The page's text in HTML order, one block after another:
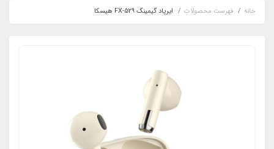
خانه فهرست محصولات ایرپاد گیمینگ FX-529 هیسکا